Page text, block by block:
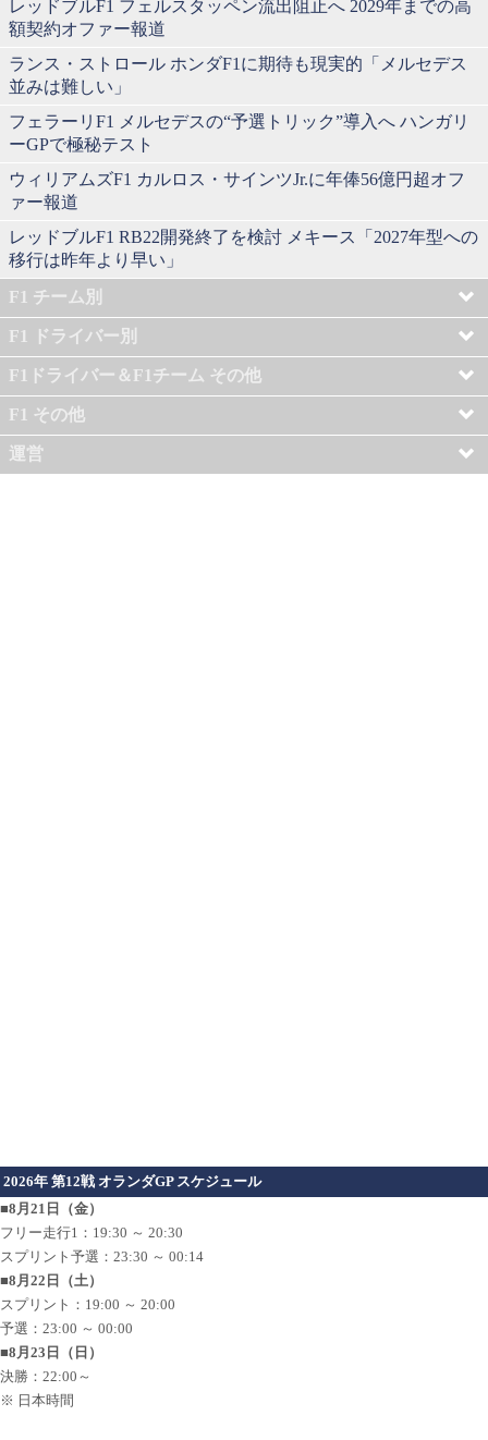
レッドブルF1 フェルスタッペン流出阻止へ 2029年までの高
額契約オファー報道
ランス・ストロール ホンダF1に期待も現実的「メルセデス
並みは難しい」
フェラーリF1 メルセデスの“予選トリック”導入へ ハンガリ
ーGPで極秘テスト
ウィリアムズF1 カルロス・サインツJr.に年俸56億円超オフ
ァー報道
レッドブルF1 RB22開発終了を検討 メキース「2027年型への
移行は昨年より早い」
F1 チーム別
F1 ドライバー別
F1ドライバー＆F1チーム その他
F1 その他
運営
2026年 第12戦 オランダGP スケジュール
■8月21日（金）
フリー走行1：19:30 ～ 20:30
スプリント予選：23:30 ～ 00:14
■8月22日（土）
スプリント：19:00 ～ 20:00
予選：23:00 ～ 00:00
■8月23日（日）
決勝：22:00～
※ 日本時間